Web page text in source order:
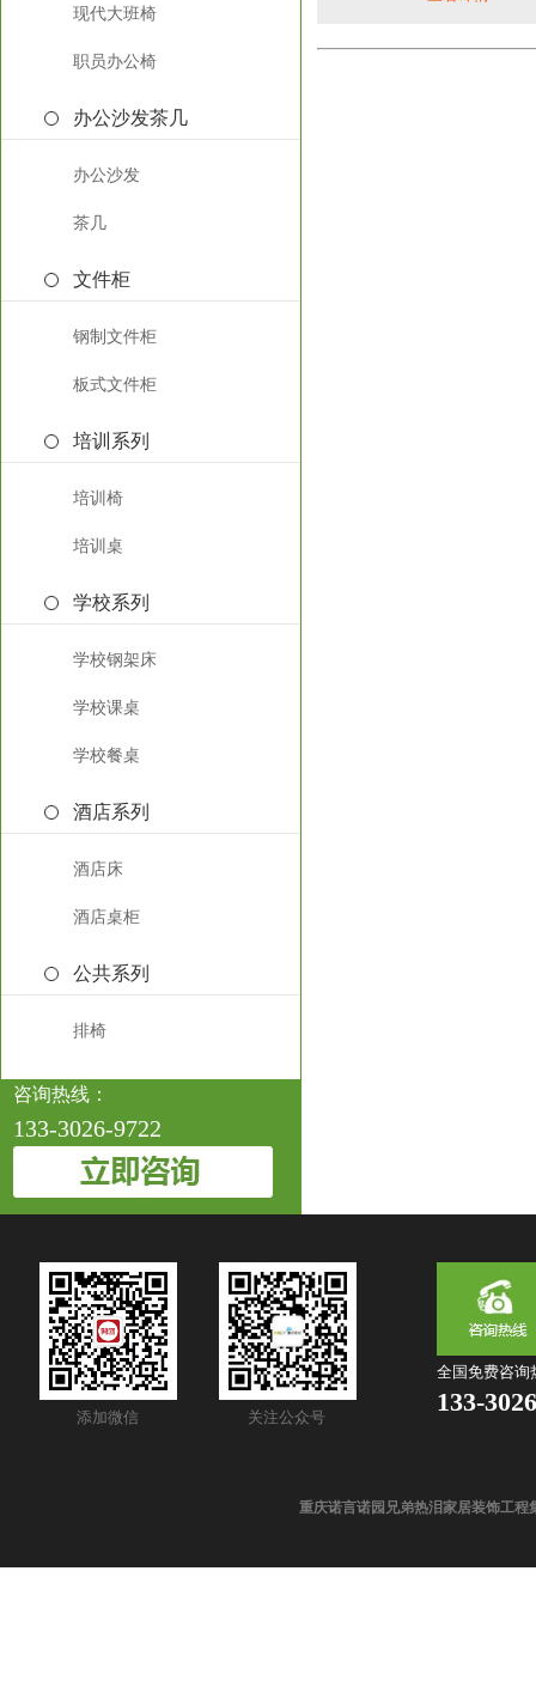
现代大班椅
职员办公椅
办公沙发茶几
办公沙发
茶几
文件柜
钢制文件柜
板式文件柜
培训系列
培训椅
培训桌
学校系列
学校钢架床
学校课桌
学校餐桌
酒店系列
酒店床
酒店桌柜
公共系列
排椅
咨询热线：
133-3026-9722
添加微信 关注公众号
全国免费咨询
133-
重庆诺言诺园兄弟热泪家居装饰工程